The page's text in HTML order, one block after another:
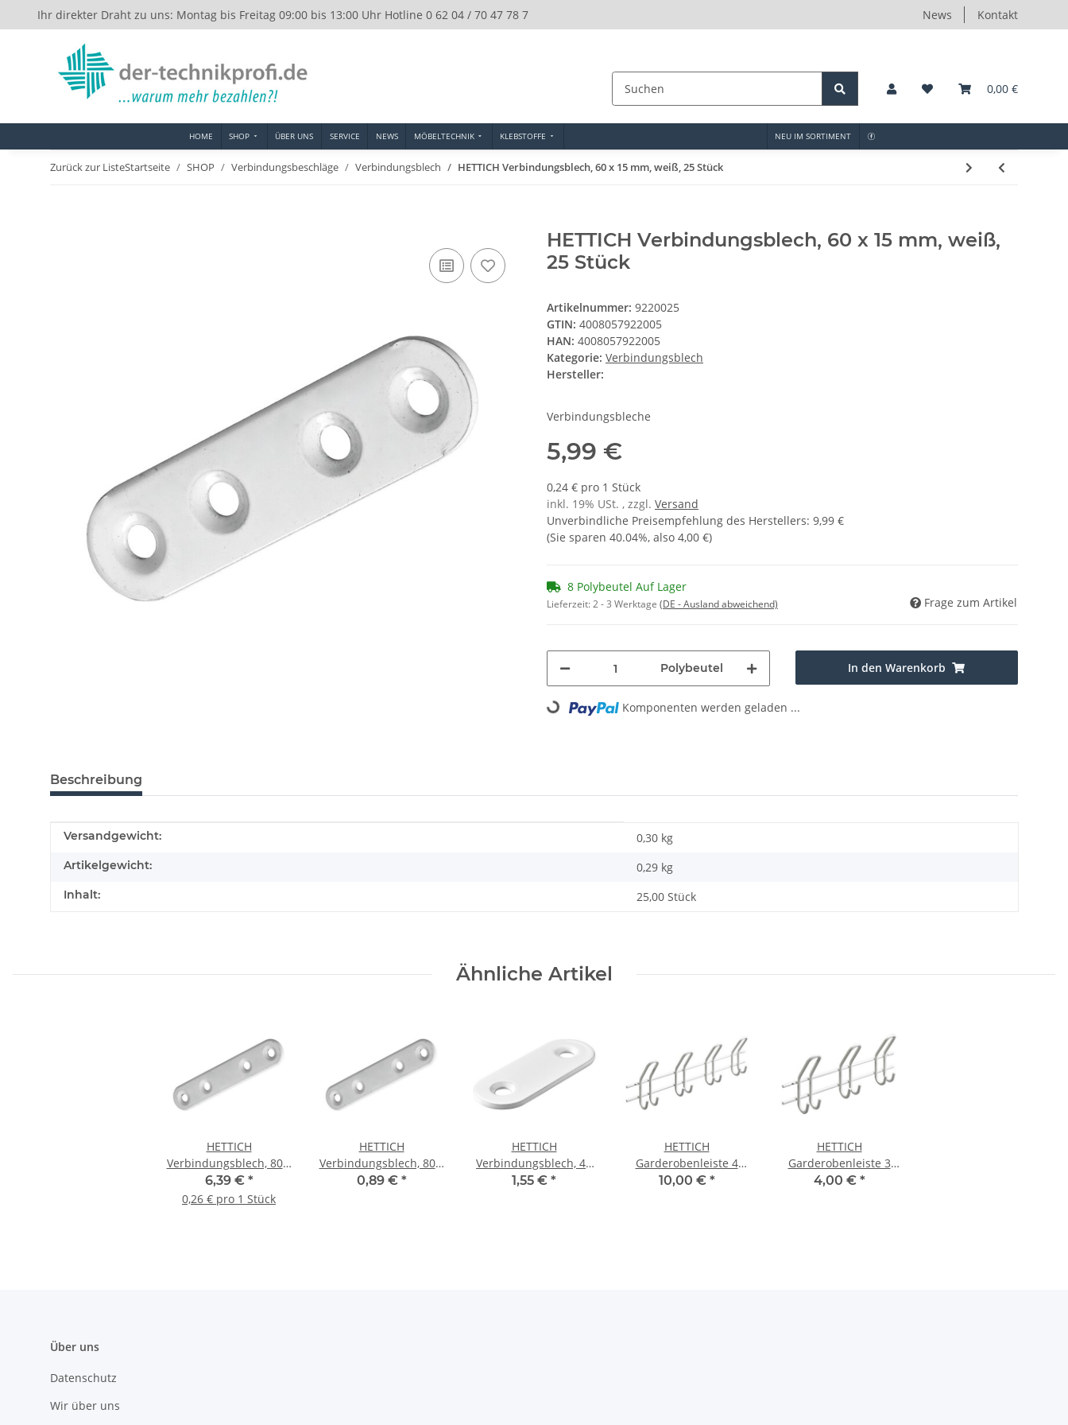
Ihr direkter Draht zu uns: Montag bis Freitag 09:00 bis 13:00 Uhr Hotline 0 62 04 / 70 47 78 7 News Kontakt
0,00 €
HOME SHOP ÜBER UNS SERVICE NEWS MÖBELTECHNIK KLEBSTOFFE NEU IM SORTIMENT
Zurück zur ListeStartseite SHOP Verbindungsbeschläge Verbindungsblech HETTICH Verbindungsblech, 60 x 15 mm, weiß, 25 Stück
HETTICH Verbindungsblech, 60 x 15 mm, weiß,
25 Stück
Artikelnummer: 9220025
GTIN: 4008057922005
HAN: 4008057922005
Kategorie: Verbindungsblech
Hersteller:
Verbindungsbleche
5,99 €
0,24 € pro 1 Stück
inkl. 19% USt. , zzgl. Versand
Unverbindliche Preisempfehlung des Herstellers: 9,99 €
(Sie sparen 40.04%, also 4,00 €)
8 Polybeutel Auf Lager
Lieferzeit:2 - 3 Werktage (DE - Ausland abweichend) Frage zum Artikel
Polybeutel In den Warenkorb
Loading... Komponenten werden geladen ...
Beschreibung
Produkteigenschaft
Wert
Versandgewicht: 0,30 kg
Artikelgewicht: 0,29 kg
Inhalt: 25,00 Stück
Ähnliche Artikel
HETTICH
Verbindungsblech, 80 x
15 mm, weiß, 25 Stück
6,39 € *
0,26 € pro 1 Stück
HETTICH
Verbindungsblech, 80 x
15 x 2 mm, weiß
0,89 € *
HETTICH
Verbindungsblech, 40
mm, weiß lackiert
1,55 € *
HETTICH
Garderobenleiste 4
Haken, 575 x 165 x 75
10,00 € *
HETTICH
Garderobenleiste 3
Haken, Stahl, weiß, B-
4,00 € *
Über uns
Datenschutz
Wir über uns